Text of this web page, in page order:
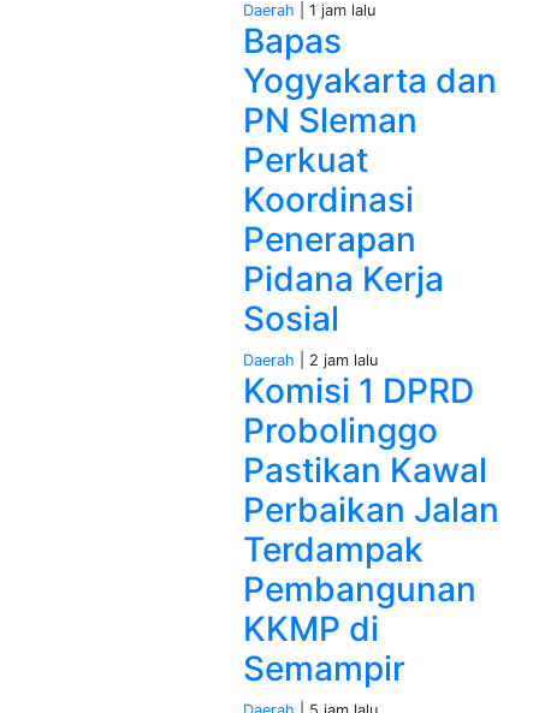
Daerah | 1 jam lalu
Bapas
Yogyakarta dan
PN Sleman
Perkuat
Koordinasi
Penerapan
Pidana Kerja
Sosial
Daerah | 2 jam lalu
Komisi 1 DPRD
Probolinggo
Pastikan Kawal
Perbaikan Jalan
Terdampak
Pembangunan
KKMP di
Semampir